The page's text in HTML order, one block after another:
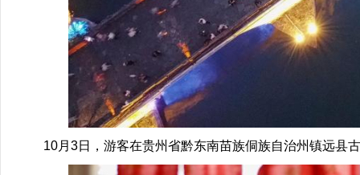
10月3日，游客在贵州省黔东南苗族侗族自治州镇远县